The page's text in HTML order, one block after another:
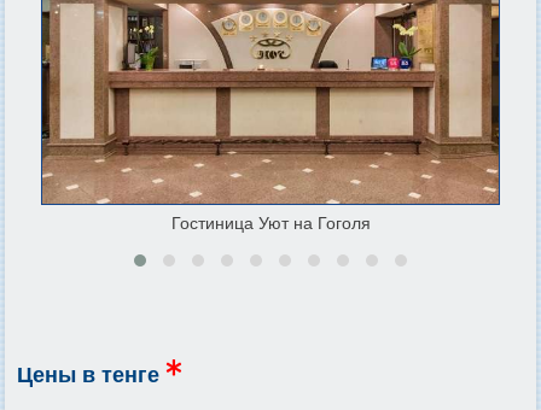
Гостиница Уют на Гоголя
Цены в тенге